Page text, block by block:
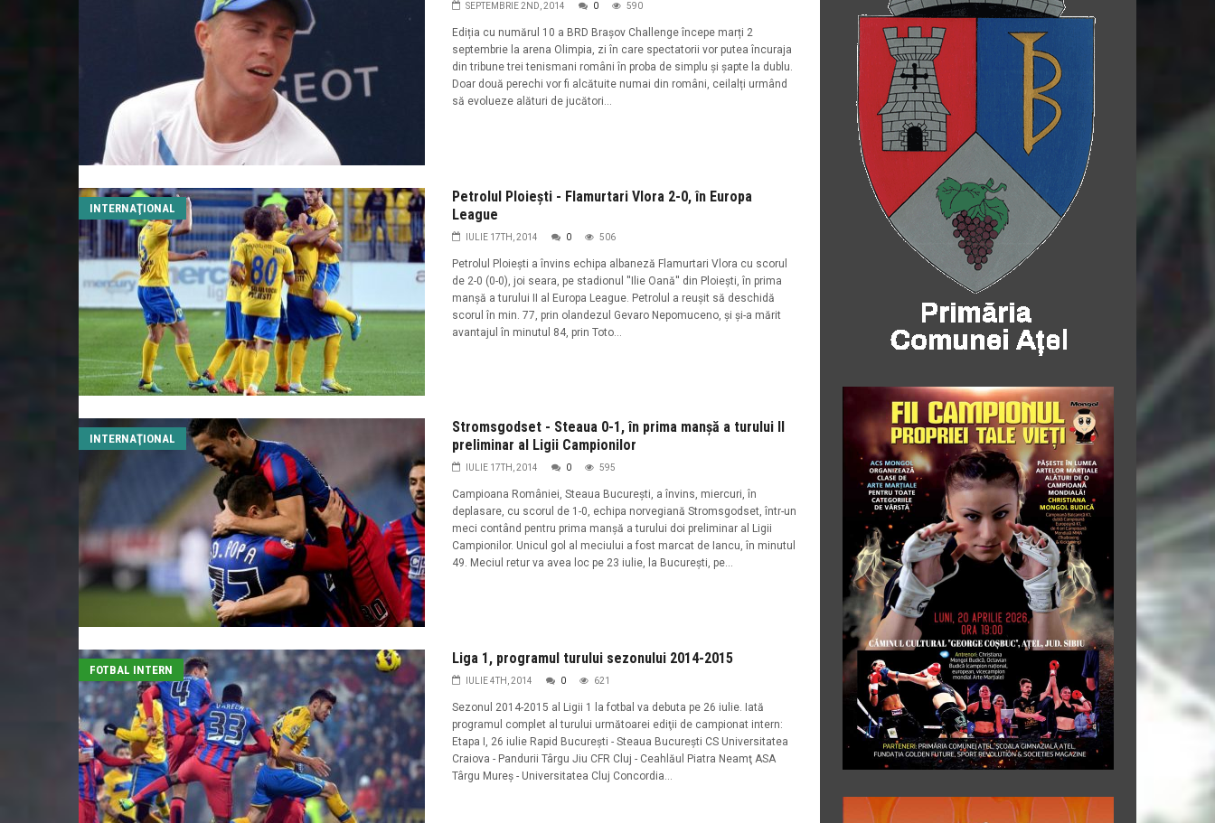
SEPTEMBRIE 2ND, 2014 0 590
Ediția cu numărul 10 a BRD Brașov Challenge începe marți 2
septembrie la arena Olimpia, zi în care spectatorii vor putea încuraja
din tribune trei tenismani români în proba de simplu și șapte la dublu.
Doar două perechi vor fi alcătuite numai din români, ceilalți urmând
să evolueze alături de jucători...
INTERNAŢIONAL
Petrolul Ploiești - Flamurtari Vlora 2-0, în Europa
League
IULIE 17TH, 2014 0 506
Petrolul Ploiești a învins echipa albaneză Flamurtari Vlora cu scorul
de 2-0 (0-0), joi seara, pe stadionul ''Ilie Oană'' din Ploiești, în prima
manșă a turului II al Europa League. Petrolul a reușit să deschidă
scorul în min. 77, prin olandezul Gevaro Nepomuceno, şi şi-a mărit
avantajul în minutul 84, prin Toto...
INTERNAŢIONAL
Stromsgodset - Steaua 0-1, în prima manșă a turului II
preliminar al Ligii Campionilor
IULIE 17TH, 2014 0 595
Campioana României, Steaua Bucureşti, a învins, miercuri, în
deplasare, cu scorul de 1-0, echipa norvegiană Stromsgodset, într-un
meci contând pentru prima manşă a turului doi preliminar al Ligii
Campionilor. Unicul gol al meciului a fost marcat de Iancu, în minutul
49. Meciul retur va avea loc pe 23 iulie, la București, pe...
FOTBAL INTERN
Liga 1, programul turului sezonului 2014-2015
IULIE 4TH, 2014 0 621
Sezonul 2014-2015 al Ligii 1 la fotbal va debuta pe 26 iulie. Iată
programul complet al turului următoarei ediţii de campionat intern:
Etapa I, 26 iulie Rapid Bucureşti - Steaua Bucureşti CS Universitatea
Craiova - Pandurii Târgu Jiu CFR Cluj - Ceahlăul Piatra Neamţ ASA
Târgu Mureş - Universitatea Cluj Concordia...